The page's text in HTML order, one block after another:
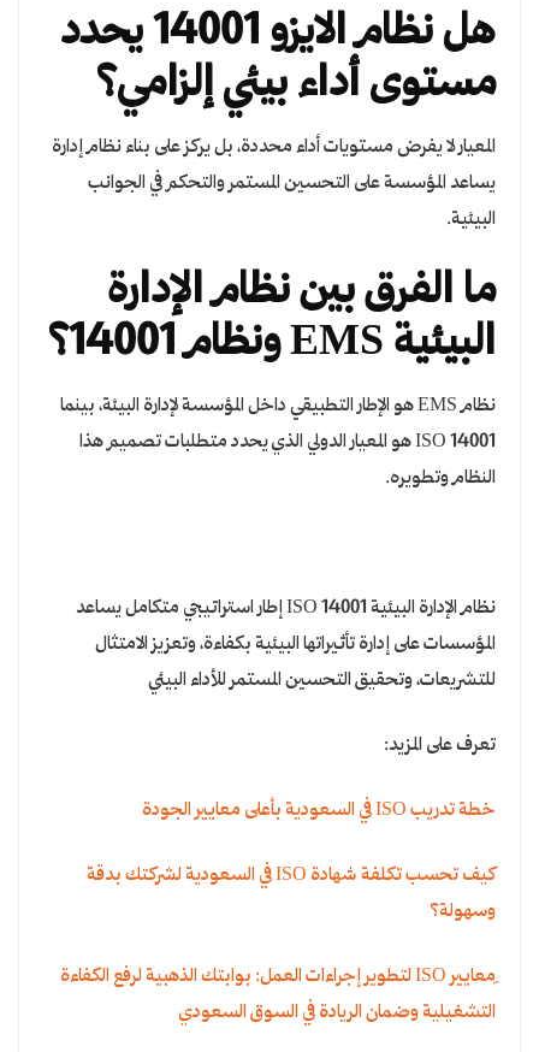
هل نظام الايزو 14001 يحدد
مستوى أداء بيئي إلزامي؟
المعيار لا يفرض مستويات أداء محددة، بل يركز على بناء نظام إدارة
يساعد المؤسسة على التحسين المستمر والتحكم في الجوانب
البيئية.
ما الفرق بين نظام الإدارة
البيئية EMS ونظام 14001؟
نظام EMS هو الإطار التطبيقي داخل المؤسسة لإدارة البيئة، بينما
ISO 14001 هو المعيار الدولي الذي يحدد متطلبات تصميم هذا
النظام وتطويره.
نظام الإدارة البيئية ISO 14001 إطار استراتيجي متكامل يساعد
المؤسسات على إدارة تأثيراتها البيئية بكفاءة، وتعزيز الامتثال
للتشريعات، وتحقيق التحسين المستمر للأداء البيئي
تعرف على المزيد:
خطة تدريب ISO في السعودية بأعلى معايير الجودة
كيف تحسب تكلفة شهادة ISO في السعودية لشركتك بدقة
وسهولة؟
ِمعايير ISO لتطوير إجراءات العمل: بوابتك الذهبية لرفع الكفاءة
التشغيلية وضمان الريادة في السوق السعودي